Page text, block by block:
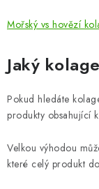
Mořský vs hovězí
Jaký
Pokud hledáte
produkty obsahující
Velkou výhodou
které celý produkt